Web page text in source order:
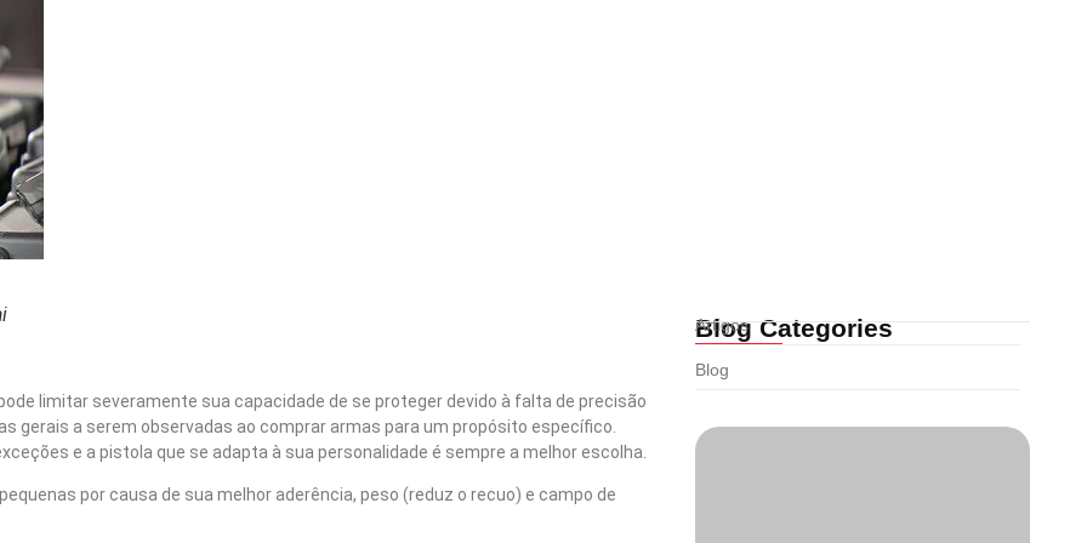
limitar severamente sua capacidade de se proteger devido à falta de precisão
gerais a serem observadas ao comprar armas para um propósito específico.
e a pistola que se adapta à sua personalidade é sempre a melhor escolha.
por causa de sua melhor aderência, peso (reduz o recuo) e campo de
Blog Categories
Artigos
Blog